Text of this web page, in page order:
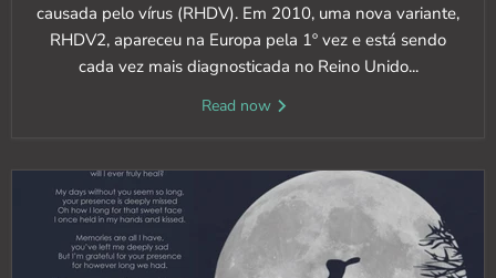
causada pelo vírus (RHDV). Em 2010, uma nova variante,
RHDV2, apareceu na Europa pela 1º vez e está sendo
cada vez mais diagnosticada no Reino Unido...
Read now